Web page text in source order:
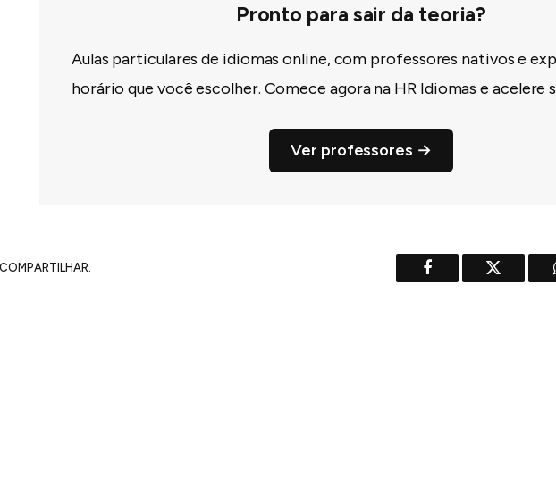
Pronto para sair da teoria?
Aulas particulares de idiomas online, com professores nativos e
horário que você escolher. Comece agora na HR Idiomas e acelere
Ver professores →
COMPARTILHAR.
Facebook Twitter